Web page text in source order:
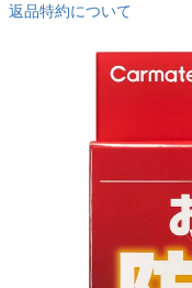
返品特約について